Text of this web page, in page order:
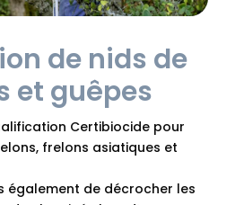
de nids de
et guêpes
Certibiocide pour
frelons asiatiques et
également de décrocher les